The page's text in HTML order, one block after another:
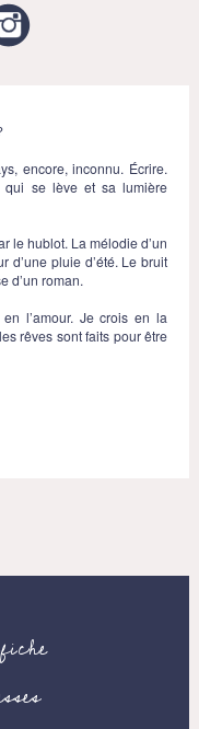
encore, inconnu. Écrire.
qui se lève et sa lumière
le hublot. La mélodie d’un
d’une pluie d’été. Le bruit
d’un roman.
l’amour. Je crois en la
rêves sont faits pour être